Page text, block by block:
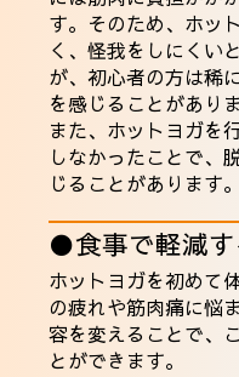
す。そのため、ホッ
く、怪我をしにくい
が、初心者の方は稀
を感じることがありま
また、ホットヨガを
しなかったことで、
じることがあります。
●食事で軽減
ホットヨガを初めて
の疲れや筋肉痛に悩
容を変えることで、
とができます。